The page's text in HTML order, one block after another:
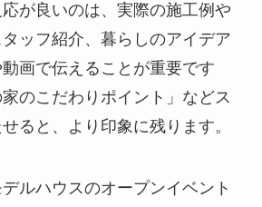
が良いのは、実際の施工例や
ッフ紹介、暮らしのアイデア
画で伝えることが重要です
のこだわりポイント」などス
ると、より印象に残ります。
ルハウスのオープンイベント